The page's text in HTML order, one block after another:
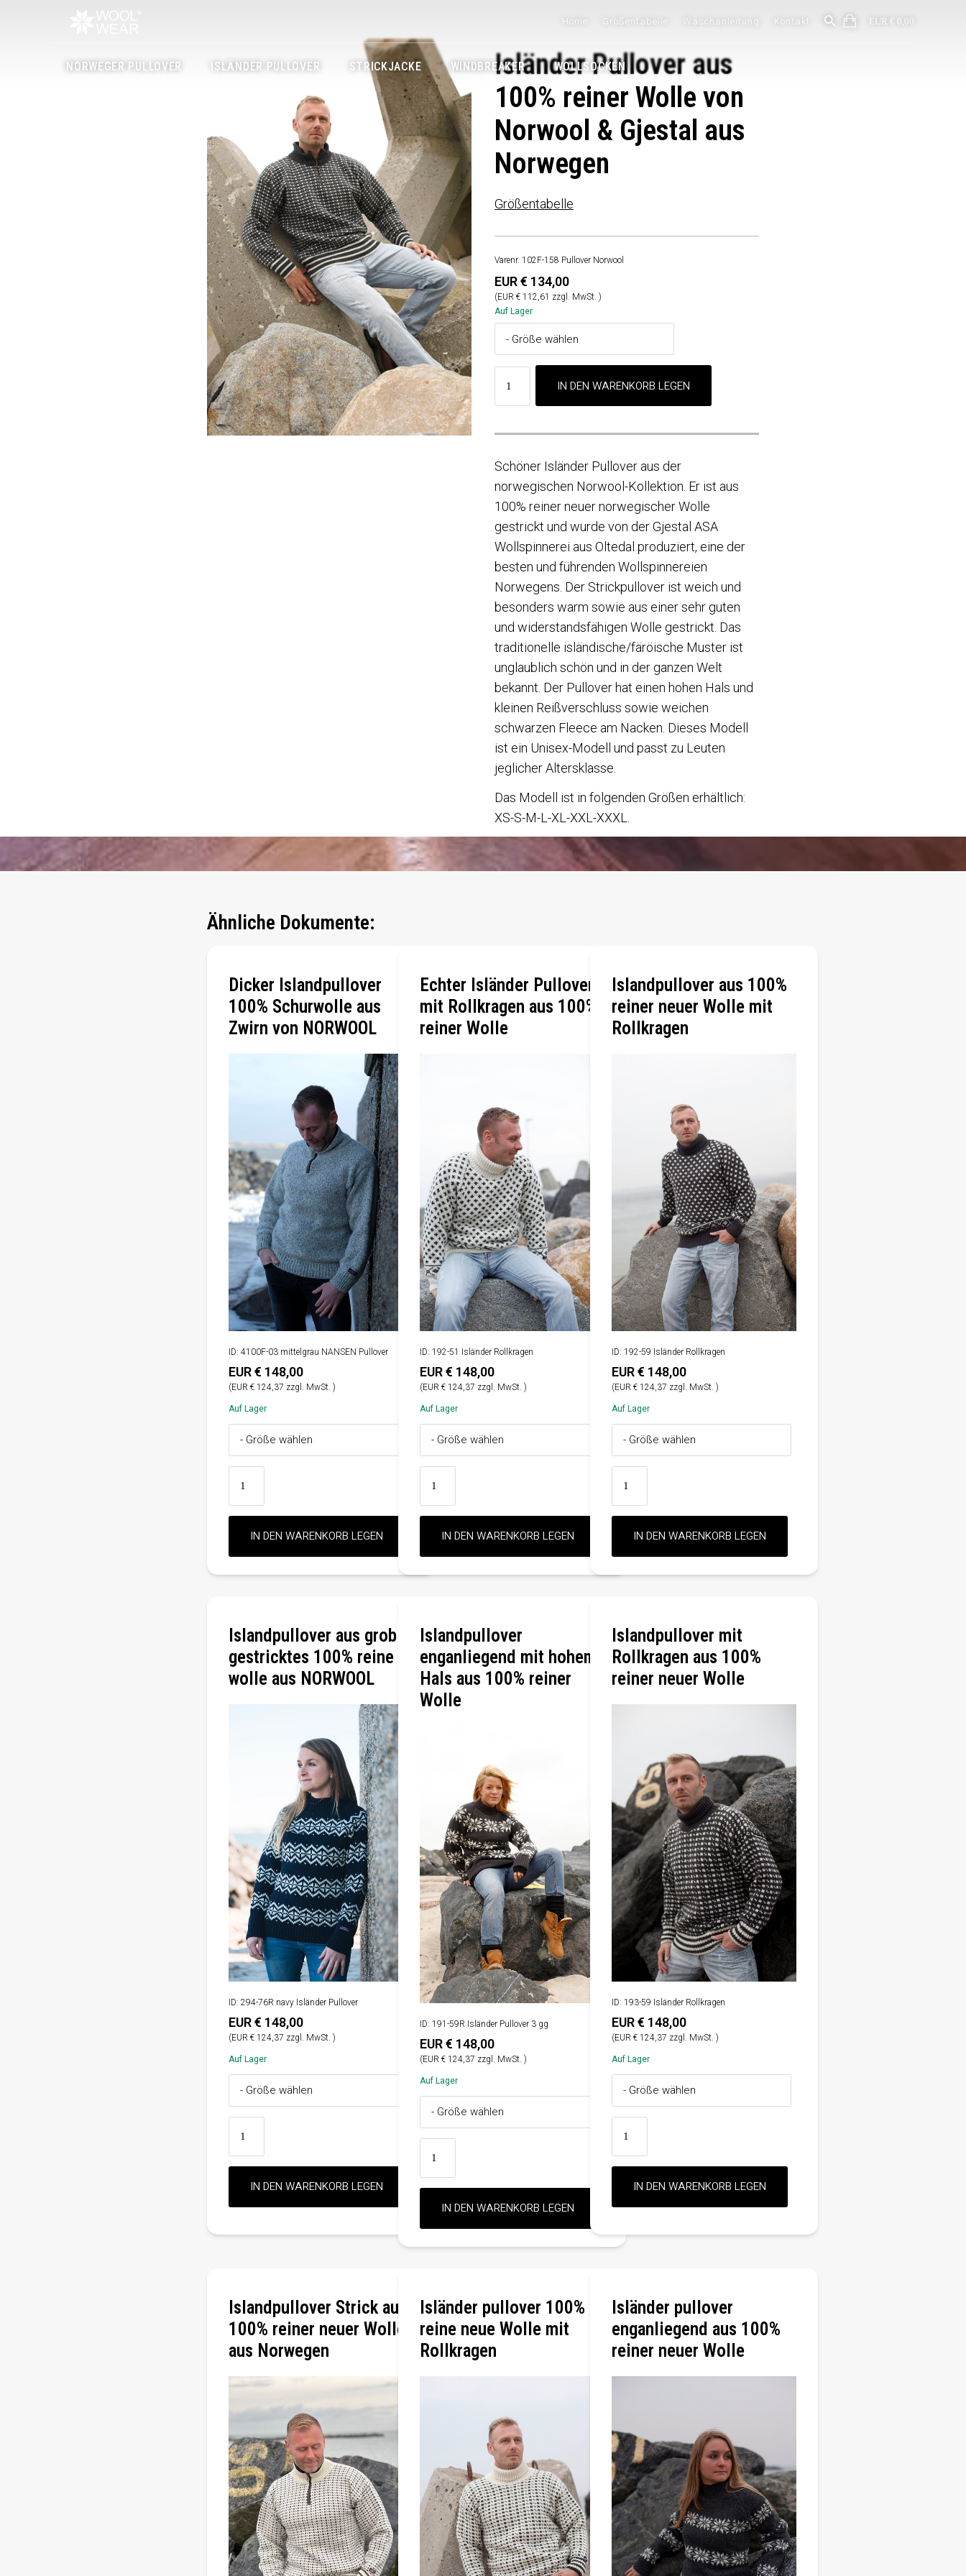
EUR € 0,00
Home Größentabelle Waschanleitung Kontakt
NORWEGER PULLOVER ISLÄNDER PULLOVER STRICKJACKE WINDBREAKER WOLLSOCKEN
Isländer Pullover aus
100% reiner Wolle von
Norwool & Gjestal aus
Norwegen
Größentabelle
Varenr. 102F-158 Pullover Norwool
EUR € 134,00
(EUR € 112,61 zzgl. MwSt. )
Auf Lager
Schöner Isländer Pullover aus der
norwegischen Norwool-Kollektion. Er ist aus
100% reiner neuer norwegischer Wolle
gestrickt und wurde von der Gjestal ASA
Wollspinnerei aus Oltedal produziert, eine der
besten und führenden Wollspinnereien
Norwegens. Der Strickpullover ist weich und
besonders warm sowie aus einer sehr guten
und widerstandsfähigen Wolle gestrickt. Das
traditionelle isländische/färöische Muster ist
unglaublich schön und in der ganzen Welt
bekannt. Der Pullover hat einen hohen Hals und
kleinen Reißverschluss sowie weichen
schwarzen Fleece am Nacken. Dieses Modell
ist ein Unisex-Modell und passt zu Leuten
jeglicher Altersklasse.
Das Modell ist in folgenden Größen erhältlich:
XS-S-M-L-XL-XXL-XXXL.
Ähnliche Dokumente:
Dicker Islandpullover
100% Schurwolle aus
Zwirn von NORWOOL
ID: 4100F-03 mittelgrau NANSEN Pullover
EUR € 148,00
(EUR € 124,37 zzgl. MwSt. )
Auf Lager
Echter Isländer Pullover
mit Rollkragen aus 100%
reiner Wolle
ID: 192-51 Isländer Rollkragen
EUR € 148,00
(EUR € 124,37 zzgl. MwSt. )
Auf Lager
Islandpullover aus 100%
reiner neuer Wolle mit
Rollkragen
ID: 192-59 Isländer Rollkragen
EUR € 148,00
(EUR € 124,37 zzgl. MwSt. )
Auf Lager
Islandpullover aus grob
gestricktes 100% reine
wolle aus NORWOOL
ID: 294-76R navy Isländer Pullover
EUR € 148,00
(EUR € 124,37 zzgl. MwSt. )
Auf Lager
Islandpullover
enganliegend mit hohem
Hals aus 100% reiner
Wolle
ID: 191-59R Isländer Pullover 3 gg
EUR € 148,00
(EUR € 124,37 zzgl. MwSt. )
Auf Lager
Islandpullover mit
Rollkragen aus 100%
reiner neuer Wolle
ID: 193-59 Isländer Rollkragen
EUR € 148,00
(EUR € 124,37 zzgl. MwSt. )
Auf Lager
Islandpullover Strick aus
100% reiner neuer Wolle
aus Norwegen
Isländer pullover 100%
reine neue Wolle mit
Rollkragen
Isländer pullover
enganliegend aus 100%
reiner neuer Wolle